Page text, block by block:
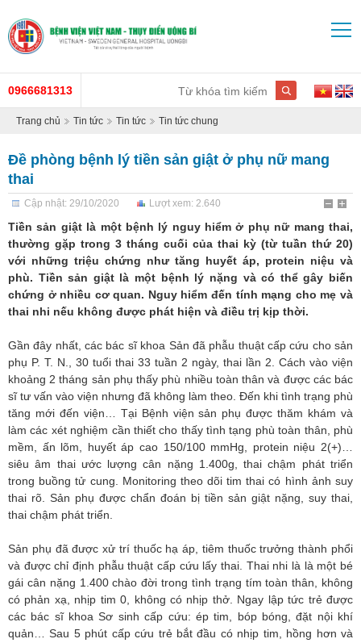
0966681313
Trang chủ Tin tức Tin tức Tin tức chung
Đề phòng bệnh lý tiền sản giật ở phụ nữ mang
thai
Cập nhật: 29/10/2020 Lượt xem: 2.640
Tiền sản giật là một bệnh lý nguy hiểm ở phụ nữ mang thai,
thường gặp trong 3 tháng cuối của thai kỳ (từ tuần thứ 20)
với những triệu chứng như tăng huyết áp, protein niệu và
phù. Tiền sản giật là một bệnh lý nặng và có thể gây biến
chứng ở nhiều cơ quan. Nguy hiểm đến tính mạng cho mẹ và
thai nhi nếu không được phát hiện và điều trị kịp thời.
Gần đây nhất, các bác sĩ khoa Sản đã phẫu thuật cấp cứu cho sản
phụ P. T. N., 30 tuổi thai 33 tuần 2 ngày, thai lần 2. Cách vào viện
khoảng 2 tháng sản phụ thấy phù nhiều toàn thân và được các bác
sĩ tư vấn vào viện nhưng đã không làm theo. Đến khi tình trạng phù
tăng mới đến viện… Tại Bệnh viện sản phụ được thăm khám và
làm các xét nghiệm cần thiết cho thấy tình tạng phù toàn thân, phù
mềm, ấn lõm, huyết áp cao 150/100 mmHg, protein niệu 2(+)…
siêu âm thai ước lượng cân nặng 1.400g, thai chậm phát triển
trong buồng tử cung. Monitoring theo dõi tim thai có hình ảnh suy
thai rõ. Sản phụ được chẩn đoán bị tiền sản giật nặng, suy thai,
thai chậm phát triển.
Sản phụ đã được xử trí thuốc hạ áp, tiêm thuốc trưởng thành phổi
và được chỉ định phẫu thuật cấp cứu lấy thai. Thai nhi là là một bé
gái cân nặng 1.400 chào đời trong tình trạng tím toàn thân, không
có phản xạ, nhịp tim 0, không có nhịp thở. Ngay lập tức trẻ được
các bác sĩ khoa Sơ sinh cấp cứu: ép tim, bóp bóng, đặt nội khí
quản… Sau 5 phút cấp cứu trẻ bắt đầu có nhịp tim, hồng hơn và